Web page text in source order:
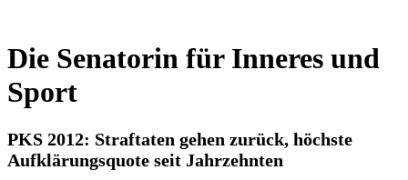
Die Senatorin für Inneres und
Sport
PKS 2012: Straftaten gehen zurück, höchste
Aufklärungsquote seit Jahrzehnten